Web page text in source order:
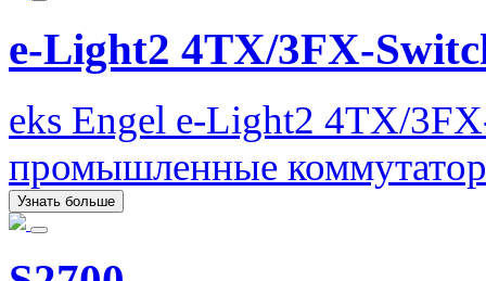
e-Light2 4TX/3FX-
eks Engel e-Light2 4TX/
промышленные
Узнать больше